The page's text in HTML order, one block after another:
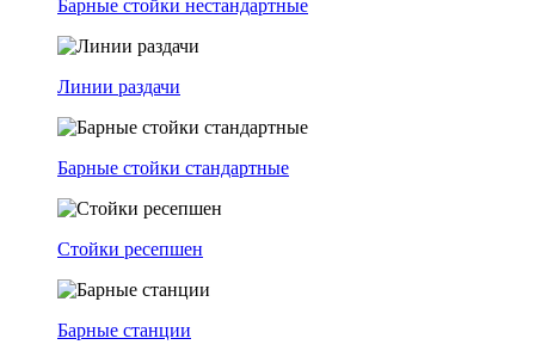
Барные стойки нестандартные
Линии раздачи
Барные стойки стандартные
Стойки ресепшен
Барные станции